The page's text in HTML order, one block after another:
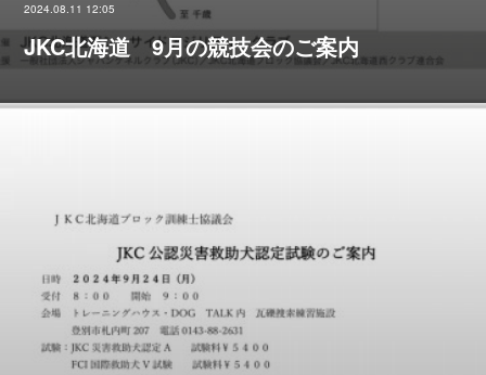
2024.08.11 12:05
JKC北海道 9月の競技会のご案内